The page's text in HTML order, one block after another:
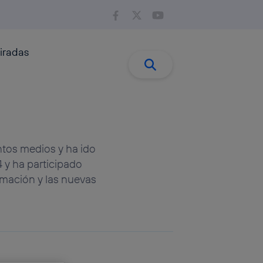
Buscar
medios y ha ido
y ha participado
y las nuevas